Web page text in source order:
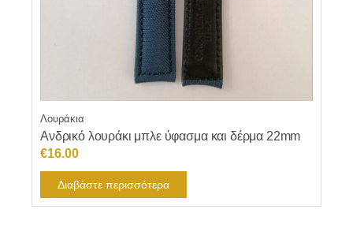
Λουράκια
Ανδρικό λουράκι μπλε ύφασμα και δέρμα 22mm
€16.00
Διαβάστε περισσότερα